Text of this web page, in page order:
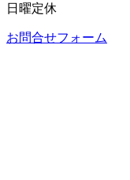
日曜定休
お問合せフォーム